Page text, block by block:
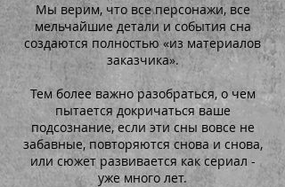
Мы верим, что все персонажи, все
мельчайшие детали и события сна
создаются полностью «из материалов
заказчика».
Тем более важно разобраться, о чем
пытается докричаться ваше
подсознание, если эти сны вовсе не
забавные, повторяются снова и снова,
или сюжет развивается как сериал -
уже много лет.